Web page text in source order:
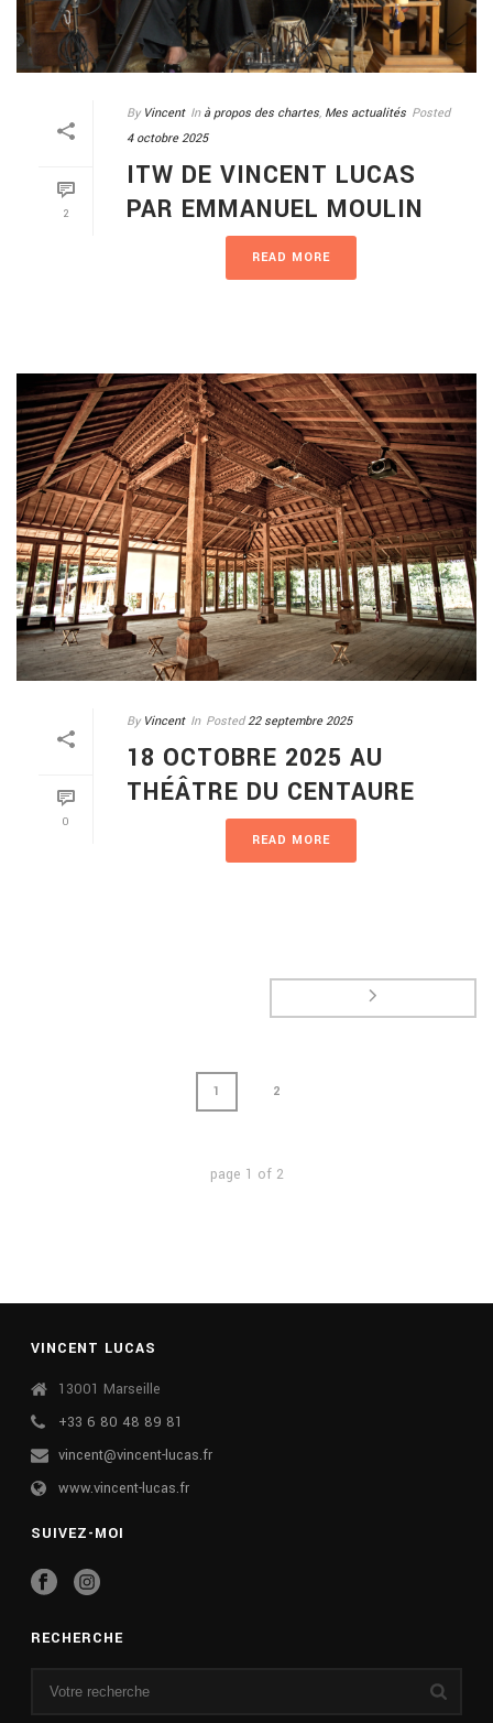
2
By Vincent In à propos des chartes, Mes actualités Posted
4 octobre 2025
ITW DE VINCENT LUCAS
PAR EMMANUEL MOULIN
READ MORE
0
By Vincent In Posted 22 septembre 2025
18 OCTOBRE 2025 AU
THÉÂTRE DU CENTAURE
READ MORE
1 2
page 1 of 2
VINCENT LUCAS
13001 Marseille
+33 6 80 48 89 81
vincent@vincent-lucas.fr
www.vincent-lucas.fr
SUIVEZ-MOI
RECHERCHE